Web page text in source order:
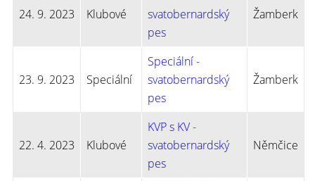
24. 9. 2023 Klubové
svatobernardský
pes
Žamberk
23. 9. 2023 Speciální
Speciální -
svatobernardský
pes
Žamberk
22. 4. 2023 Klubové
KVP s KV -
svatobernardský
pes
Němčice